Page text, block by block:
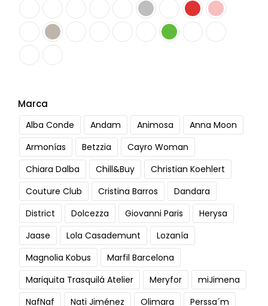
Marca
Alba Conde Andam Animosa
Anna Moon
Armonías
Betzzia
Cayro Woman
Chiara Dalba
Chill&Buy
Christian Koehlert
Couture Club
Cristina Barros
Dandara
District
Dolcezza Giovanni Paris
Herysa
Jaase
Lola Casademunt
Lozanía
Magnolia Kobus
Marfil Barcelona
Mariquita Trasquilá Atelier
Meryfor
miJimena
NafNaf
Nati Jiménez Olimara
Perssa´m